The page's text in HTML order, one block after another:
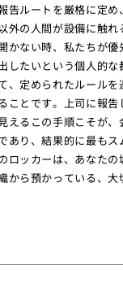
告ルートを厳格に定
外の人間が設備に触れ
かない時、私たちが
したいという個人的な
、定められたルールを
ことです。上司に報
えるこの手順こそが
あり、結果的に最も
ロッカーは、あなたの
から預かっている、大